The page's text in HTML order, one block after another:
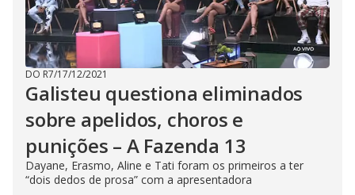
DO R7/17/12/2021
Galisteu questiona eliminados
sobre apelidos, choros e
punições – A Fazenda 13
Dayane, Erasmo, Aline e Tati foram os primeiros a ter
“dois dedos de prosa” com a apresentadora